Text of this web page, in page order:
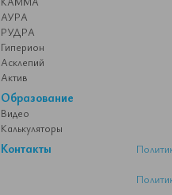
АУРА
РУДРА
Гиперион
Асклепий
Актив
Образование
Видео
Калькуляторы
Контакты